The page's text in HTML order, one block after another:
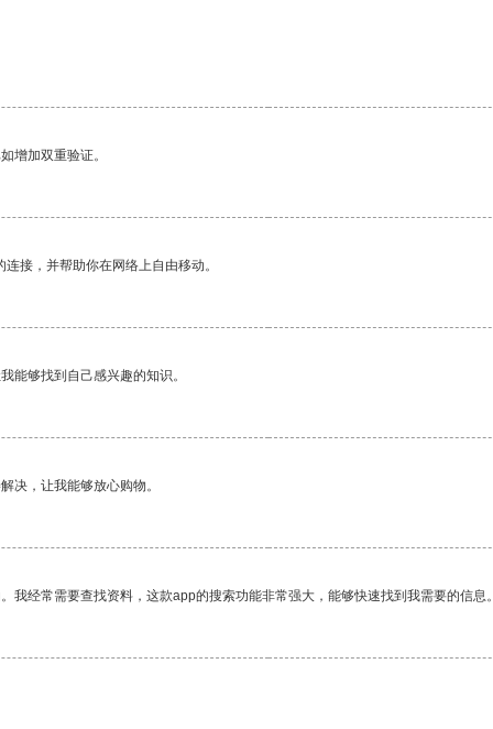
增加双重验证。
接，并帮助你在网络上自由移动。
能够找到自己感兴趣的知识。
决，让我能够放心购物。
我经常需要查找资料，这款app的搜索功能非常强大，能够快速找到我需要的信息。